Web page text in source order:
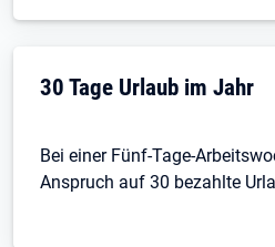
30 Tage Urlaub im Jahr
Bei einer Fünf-Tage-
Anspruch auf 30 bezahlte